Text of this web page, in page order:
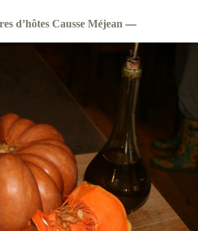
d’hôtes Causse Méjean —